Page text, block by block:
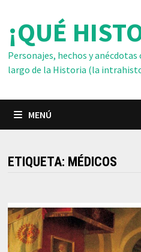
contenido
¡QUÉ
Personajes, hechos y anécdotas
largo de la Historia (la
MENÚ
ETIQUETA: MÉDICOS